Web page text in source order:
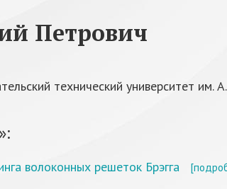
Петрович
технический университет им.
волоконных решеток Брэгга